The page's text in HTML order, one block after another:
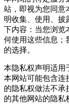
站，即视为您同意
明收集、使用、披
下内容：当您浏览
何使用这些信息；
的选择。
本隐私权声明适用
本网站可能包含连
的隐私权做法不承
的其他网站的隐私